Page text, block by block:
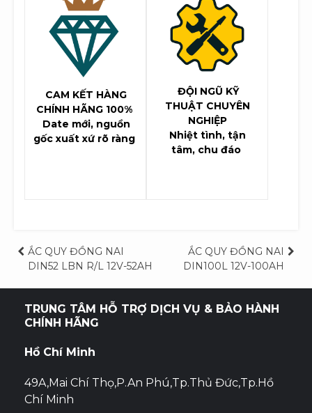
CAM KẾT HÀNG
CHÍNH HÃNG 100%
Date mới, nguồn
gốc xuất xứ rõ ràng
ĐỘI NGŨ KỸ
THUẬT CHUYÊN
NGHIỆP
Nhiệt tình, tận
tâm, chu đáo
Điều
hướng
bài
ẮC QUY ĐỒNG NAI
DIN52 LBN R/L 12V-52AH
ẮC QUY ĐỒNG NAI
DIN100L 12V-100AH
TRUNG TÂM HỖ TRỢ DỊCH VỤ & BẢO HÀNH
CHÍNH HÃNG
Hồ Chí Minh
49A,Mai Chí Thọ,P.An Phú,Tp.Thủ Đức,Tp.Hồ
Chí Minh